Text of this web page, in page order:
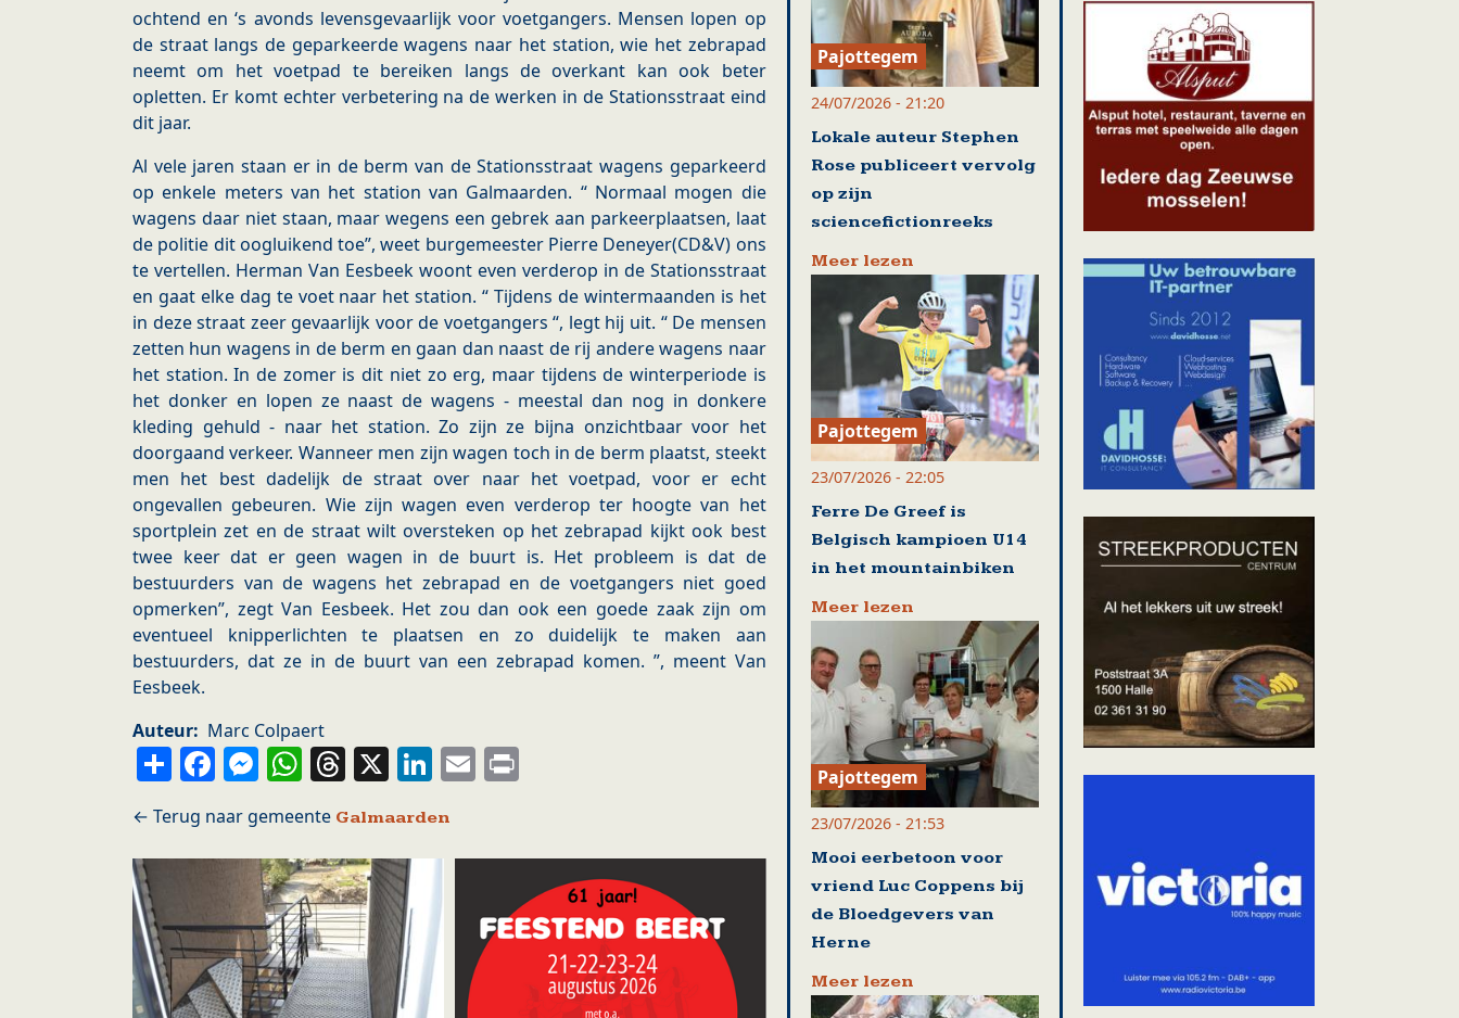
ochtend en ‘s avonds levensgevaarlijk voor voetgangers. Mensen lopen op
de straat langs de geparkeerde wagens naar het station, wie het zebrapad
neemt om het voetpad te bereiken langs de overkant kan ook beter
opletten. Er komt echter verbetering na de werken in de Stationsstraat eind
dit jaar.
Al vele jaren staan er in de berm van de Stationsstraat wagens geparkeerd
op enkele meters van het station van Galmaarden. “ Normaal mogen die
wagens daar niet staan, maar wegens een gebrek aan parkeerplaatsen, laat
de politie dit oogluikend toe”, weet burgemeester Pierre Deneyer(CD&V) ons
te vertellen. Herman Van Eesbeek woont even verderop in de Stationsstraat
en gaat elke dag te voet naar het station. “ Tijdens de wintermaanden is het
in deze straat zeer gevaarlijk voor de voetgangers “, legt hij uit. “ De mensen
zetten hun wagens in de berm en gaan dan naast de rij andere wagens naar
het station. In de zomer is dit niet zo erg, maar tijdens de winterperiode is
het donker en lopen ze naast de wagens - meestal dan nog in donkere
kleding gehuld - naar het station. Zo zijn ze bijna onzichtbaar voor het
doorgaand verkeer. Wanneer men zijn wagen toch in de berm plaatst, steekt
men het best dadelijk de straat over naar het voetpad, voor er echt
ongevallen gebeuren. Wie zijn wagen even verderop ter hoogte van het
sportplein zet en de straat wilt oversteken op het zebrapad kijkt ook best
twee keer dat er geen wagen in de buurt is. Het probleem is dat de
bestuurders van de wagens het zebrapad en de voetgangers niet goed
opmerken”, zegt Van Eesbeek. Het zou dan ook een goede zaak zijn om
eventueel knipperlichten te plaatsen en zo duidelijk te maken aan
bestuurders, dat ze in de buurt van een zebrapad komen. ”, meent Van
Eesbeek.
Auteur
Marc Colpaert
ShareFacebook
Messenger
WhatsApp
Threads
X LinkedIn
Email
Galmaarden
Pajottegem
24/07/2026 - 21:20
Lokale auteur Stephen
Rose publiceert vervolg
op zijn
sciencefictionreeks
Meer lezen
Pajottegem
23/07/2026 - 22:05
Ferre De Greef is
Belgisch kampioen U14
in het mountainbiken
Meer lezen
Pajottegem
23/07/2026 - 21:53
Mooi eerbetoon voor
vriend Luc Coppens bij
de Bloedgevers van
Herne
Meer lezen